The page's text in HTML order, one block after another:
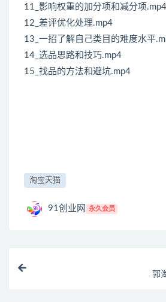
11_影响权重的加分项和减分项.mp4
12_差评优化处理.mp4
13_一招了解自己类目的难度水平
14_选品思路和技巧.mp4
15_找品的方法和避坑.mp4
淘宝天猫
91创业网 永久会员
郭